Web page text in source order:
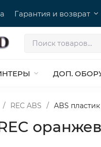
Гарантия и возврат
ДОП.
/ REC ABS / ABS